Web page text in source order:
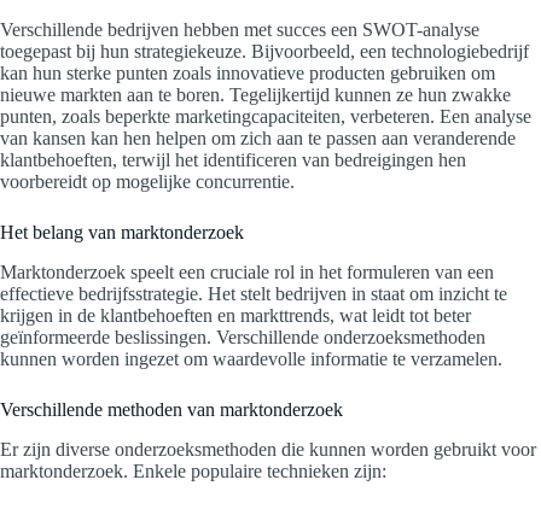
Verschillende bedrijven hebben met succes een SWOT-analyse
toegepast bij hun strategiekeuze. Bijvoorbeeld, een technologiebedrijf
kan hun sterke punten zoals innovatieve producten gebruiken om
nieuwe markten aan te boren. Tegelijkertijd kunnen ze hun zwakke
punten, zoals beperkte marketingcapaciteiten, verbeteren. Een analyse
van kansen kan hen helpen om zich aan te passen aan veranderende
klantbehoeften, terwijl het identificeren van bedreigingen hen
voorbereidt op mogelijke concurrentie.
Het belang van marktonderzoek
Marktonderzoek speelt een cruciale rol in het formuleren van een
effectieve bedrijfsstrategie. Het stelt bedrijven in staat om inzicht te
krijgen in de klantbehoeften en markttrends, wat leidt tot beter
geïnformeerde beslissingen. Verschillende onderzoeksmethoden
kunnen worden ingezet om waardevolle informatie te verzamelen.
Verschillende methoden van marktonderzoek
Er zijn diverse onderzoeksmethoden die kunnen worden gebruikt voor
marktonderzoek. Enkele populaire technieken zijn: